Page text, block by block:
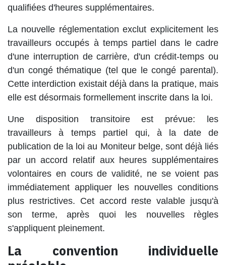
qualifiées d'heures supplémentaires.
La nouvelle réglementation exclut explicitement les
travailleurs occupés à temps partiel dans le cadre
d'une interruption de carrière, d'un crédit-temps ou
d'un congé thématique (tel que le congé parental).
Cette interdiction existait déjà dans la pratique, mais
elle est désormais formellement inscrite dans la loi.
Une disposition transitoire est prévue: les
travailleurs à temps partiel qui, à la date de
publication de la loi au Moniteur belge, sont déjà liés
par un accord relatif aux heures supplémentaires
volontaires en cours de validité, ne se voient pas
immédiatement appliquer les nouvelles conditions
plus restrictives. Cet accord reste valable jusqu'à
son terme, après quoi les nouvelles règles
s'appliquent pleinement.
La convention individuelle